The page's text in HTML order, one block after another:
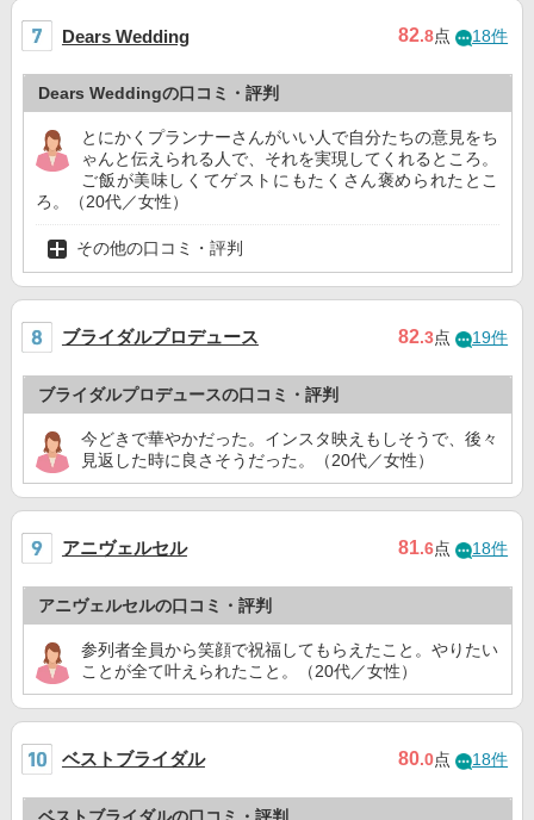
Dears Wedding 82.8点 18件
Dears Weddingの口コミ・評判
とにかくプランナーさんがいい人で自分たちの意見をち
ゃんと伝えられる人で、それを実現してくれるところ。
ご飯が美味しくてゲストにもたくさん褒められたとこ
ろ。（20代／女性）
その他の口コミ・評判
ブライダルプロデュース 82.3点 19件
ブライダルプロデュースの口コミ・評判
今どきで華やかだった。インスタ映えもしそうで、後々
見返した時に良さそうだった。（20代／女性）
アニヴェルセル 81.6点 18件
アニヴェルセルの口コミ・評判
参列者全員から笑顔で祝福してもらえたこと。やりたい
ことが全て叶えられたこと。（20代／女性）
ベストブライダル 80.0点 18件